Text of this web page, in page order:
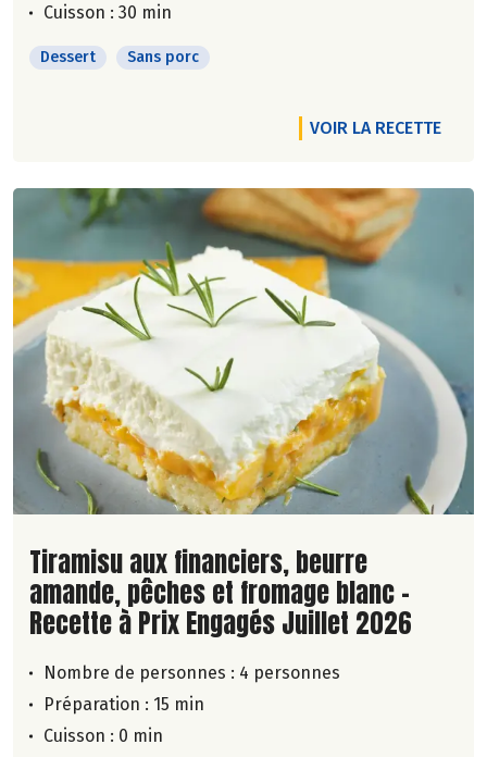
Cuisson : 30 min
Dessert Sans porc
VOIR LA RECETTE
Lire la suite de la recette
Tiramisu aux financiers, beurre
amande, pêches et fromage blanc -
Recette à Prix Engagés Juillet 2026
Nombre de personnes : 4 personnes
Préparation : 15 min
Cuisson : 0 min